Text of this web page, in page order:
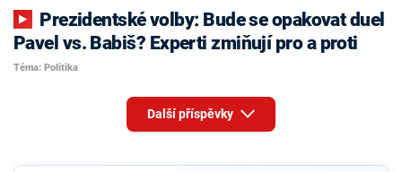
Pavel vs. Babiš? Experti zmiňují pro a proti
Téma: Politika
Další příspěvky